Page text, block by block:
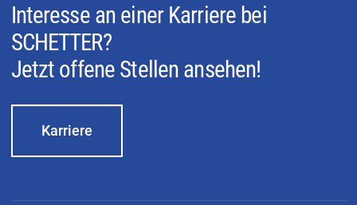
Interesse an einer Karriere bei
SCHETTER?
Jetzt offene Stellen ansehen!
Karriere